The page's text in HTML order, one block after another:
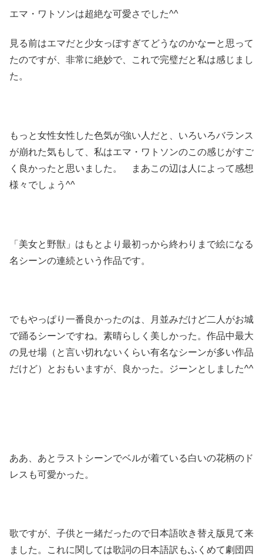
エマ・ワトソンは超絶な可愛さでした^^
見る前はエマだと少女っぽすぎてどうなのかなーと思って
たのですが、非常に絶妙で、これで完璧だと私は感じまし
た。
もっと女性女性した色気が強い人だと、いろいろバランス
が崩れた気もして、私はエマ・ワトソンのこの感じがすご
く良かったと思いました。 まあこの辺は人によって感想
様々でしょう^^
「美女と野獣」はもとより最初っから終わりまで絵になる
名シーンの連続という作品です。
でもやっぱり一番良かったのは、月並みだけど二人がお城
で踊るシーンですね。素晴らしく美しかった。作品中最大
の見せ場（と言い切れないくらい有名なシーンが多い作品
だけど）とおもいますが、良かった。ジーンとしました^^
ああ、あとラストシーンでベルが着ている白いの花柄のド
レスも可愛かった。
歌ですが、子供と一緒だったので日本語吹き替え版見て来
ました。これに関しては歌詞の日本語訳もふくめて劇団四